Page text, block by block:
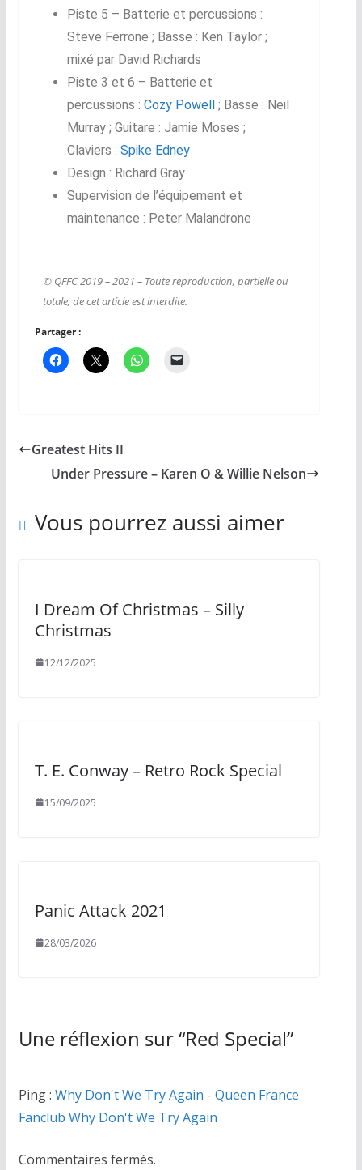
Piste 5 – Batterie et percussions :
Steve Ferrone ; Basse : Ken Taylor ;
mixé par David Richards
Piste 3 et 6 – Batterie et
percussions : Cozy Powell; Basse : Neil
Murray ; Guitare : Jamie Moses ;
Claviers : Spike Edney
Design : Richard Gray
Supervision de l’équipement et
maintenance : Peter Malandrone
© QFFC 2019 – 2021 – Toute reproduction, partielle ou
totale, de cet article est interdite.
Partager :
Greatest Hits II
Under Pressure – Karen O & Willie Nelson
Vous pourrez aussi aimer
I Dream Of Christmas – Silly
Christmas
12/12/2025
T. E. Conway ‎– Retro Rock Special
15/09/2025
Panic Attack 2021
28/03/2026
Une réflexion sur “Red Special”
Ping : Why Don't We Try Again - Queen France
Fanclub Why Don't We Try Again
Commentaires fermés.